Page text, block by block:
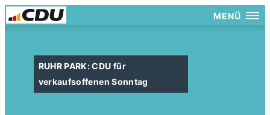
MENÜ
RUHR PARK: CDU für
verkaufsoffenen Sonntag